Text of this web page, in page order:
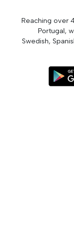
Reaching over
Portugal,
Swedish,